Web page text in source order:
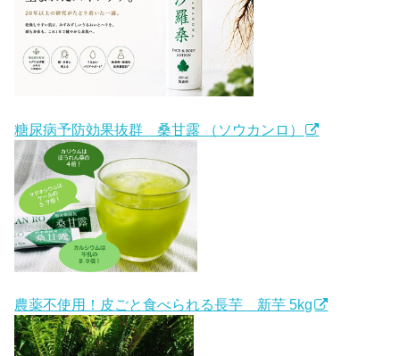
糖尿病予防効果抜群 桑甘露 （ソウカンロ）
農薬不使用！皮ごと食べられる長芋 新芋 5kg